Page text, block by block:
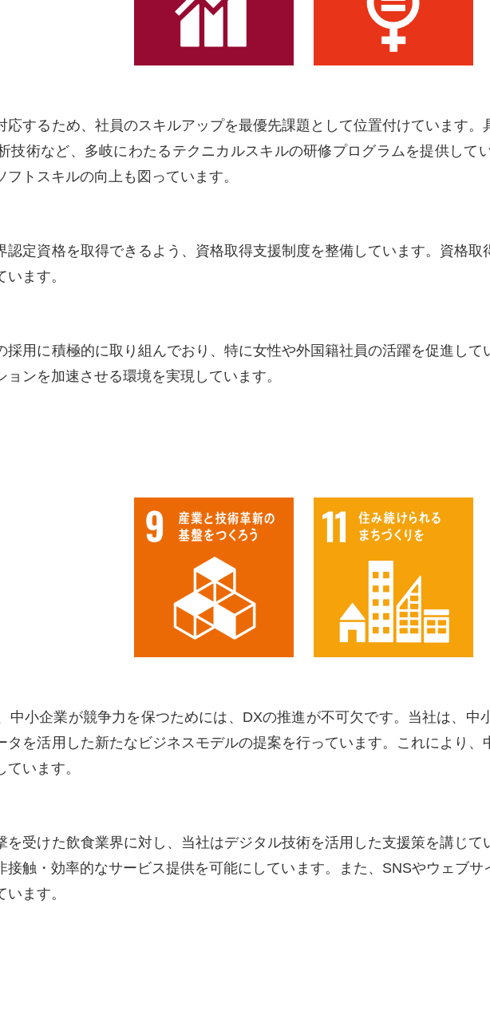
応するため、社員のスキルアップを最優先課題として位置付けています
技術など、多岐にわたるテクニカルスキルの研修プログラムを提供して
トスキルの向上も図っています。
認定資格を取得できるよう、資格取得支援制度を整備しています。資格
ます。
採用に積極的に取り組んでおり、特に女性や外国籍社員の活躍を促進し
ンを加速させる環境を実現しています。
中小企業が競争力を保つためには、DXの推進が不可欠です。当社は、
タを活用した新たなビジネスモデルの提案を行っています。これにより
います。
を受けた飲食業界に対し、当社はデジタル技術を活用した支援策を講じ
接触・効率的なサービス提供を可能にしています。また、SNSやウェブ
ます。